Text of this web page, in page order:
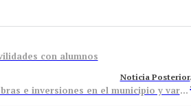
con alumnos
Noticia Posterior
Bembibre da luz verde al destino de 1,3 millones de remanentes para obras e inversiones en el municipio y varias pedanías